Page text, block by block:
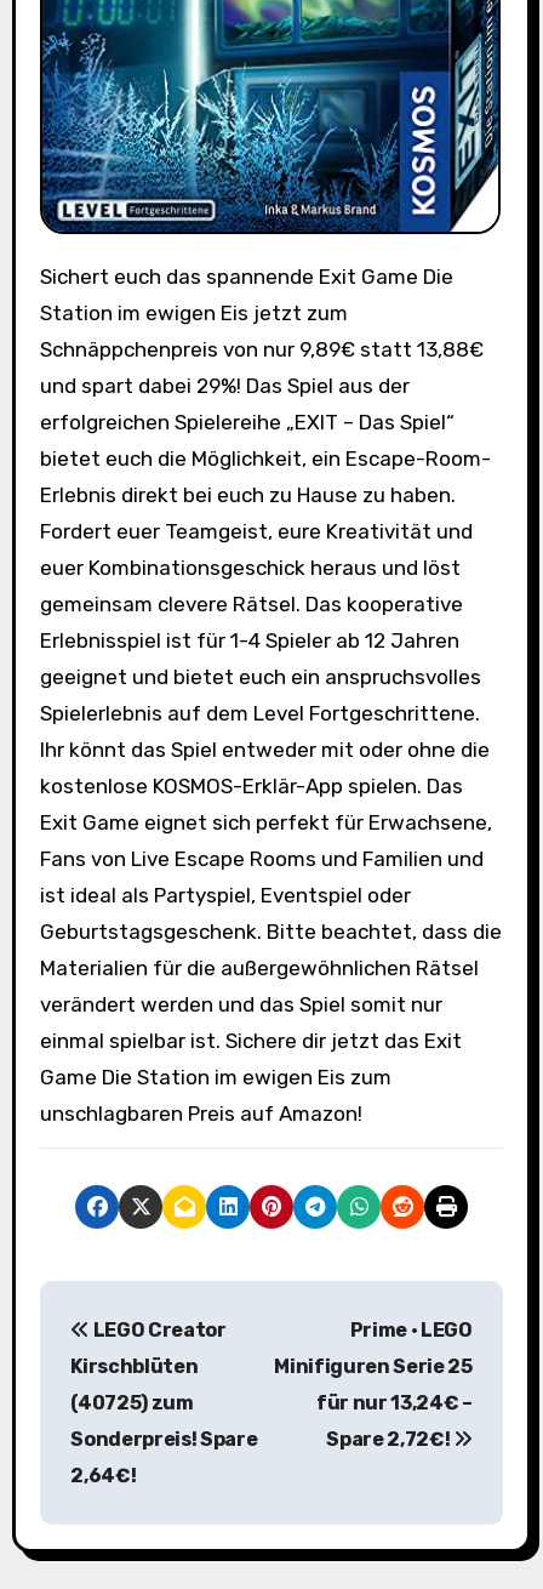
Sichert euch das spannende Exit Game Die
Station im ewigen Eis jetzt zum
Schnäppchenpreis von nur 9,89€ statt 13,88€
und spart dabei 29%! Das Spiel aus der
erfolgreichen Spielereihe „EXIT – Das Spiel“
bietet euch die Möglichkeit, ein Escape-Room-
Erlebnis direkt bei euch zu Hause zu haben.
Fordert euer Teamgeist, eure Kreativität und
euer Kombinationsgeschick heraus und löst
gemeinsam clevere Rätsel. Das kooperative
Erlebnisspiel ist für 1-4 Spieler ab 12 Jahren
geeignet und bietet euch ein anspruchsvolles
Spielerlebnis auf dem Level Fortgeschrittene.
Ihr könnt das Spiel entweder mit oder ohne die
kostenlose KOSMOS-Erklär-App spielen. Das
Exit Game eignet sich perfekt für Erwachsene,
Fans von Live Escape Rooms und Familien und
ist ideal als Partyspiel, Eventspiel oder
Geburtstagsgeschenk. Bitte beachtet, dass die
Materialien für die außergewöhnlichen Rätsel
verändert werden und das Spiel somit nur
einmal spielbar ist. Sichere dir jetzt das Exit
Game Die Station im ewigen Eis zum
unschlagbaren Preis auf Amazon!
B
a
LEGO Creator
Kirschblüten
(40725) zum
Sonderpreis! Spare
2,64€!
Prime · LEGO
Minifiguren Serie 25
für nur 13,24€ –
Spare 2,72€!